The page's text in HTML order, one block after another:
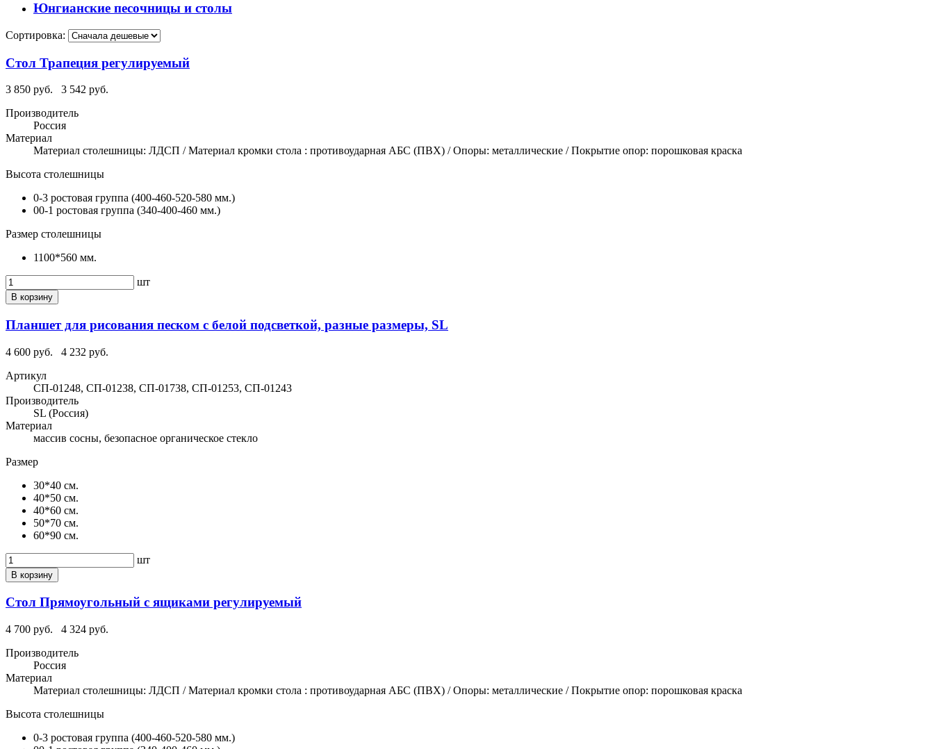
Юнгианские песочницы и столы
Сортировка:
Стол Трапеция регулируемый
3 850 руб.
3 542 руб.
Производитель
Россия
Материал
Материал столешницы: ЛДСП / Материал кромки стола : противоударная АБС (ПВХ) / Опоры: металлические / Покрытие опор: порошковая краска
Высота столешницы
0-3 ростовая группа (400-460-520-580 мм.)
00-1 ростовая группа (340-400-460 мм.)
Размер столешницы
1100*560 мм.
шт
В корзину
Планшет для рисования песком с белой подсветкой, разные размеры, SL
4 600 руб.
4 232 руб.
Артикул
СП-01248, СП-01238, СП-01738, СП-01253, СП-01243
Производитель
SL (Россия)
Материал
массив сосны, безопасное органическое стекло
Размер
30*40 см.
40*50 см.
40*60 см.
50*70 см.
60*90 см.
шт
В корзину
Стол Прямоугольный с ящиками регулируемый
4 700 руб.
4 324 руб.
Производитель
Россия
Материал
Материал столешницы: ЛДСП / Материал кромки стола : противоударная АБС (ПВХ) / Опоры: металлические / Покрытие опор: порошковая краска
Высота столешницы
0-3 ростовая группа (400-460-520-580 мм.)